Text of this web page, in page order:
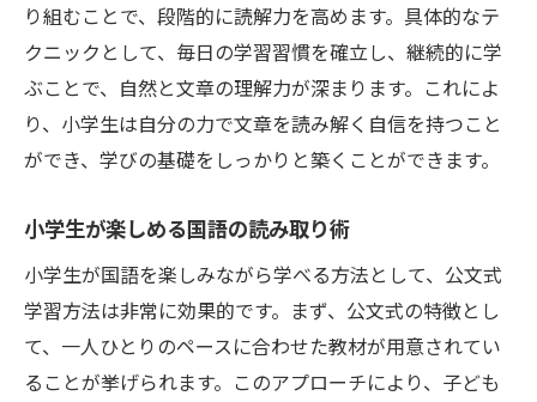
り組むことで、段階的に読解力を高めます。具体的なテ
クニックとして、毎日の学習習慣を確立し、継続的に学
ぶことで、自然と文章の理解力が深まります。これによ
り、小学生は自分の力で文章を読み解く自信を持つこと
ができ、学びの基礎をしっかりと築くことができます。
小学生が楽しめる国語の読み取り術
小学生が国語を楽しみながら学べる方法として、公文式
学習方法は非常に効果的です。まず、公文式の特徴とし
て、一人ひとりのペースに合わせた教材が用意されてい
ることが挙げられます。このアプローチにより、子ども